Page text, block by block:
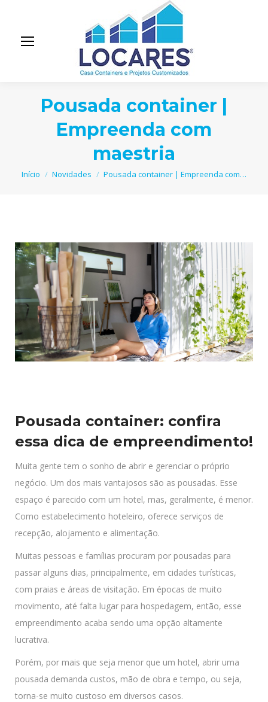
Pousada container |
Empreenda com
maestria
Você está aqui:
Início Novidades Pousada container | Empreenda com…
Pousada container: confira
essa dica de empreendimento!
Muita gente tem o sonho de abrir e gerenciar o próprio
negócio. Um dos mais vantajosos são as pousadas. Esse
espaço é parecido com um hotel, mas, geralmente, é menor.
Como estabelecimento hoteleiro, oferece serviços de
recepção, alojamento e alimentação.
Muitas pessoas e famílias procuram por pousadas para
passar alguns dias, principalmente, em cidades turísticas,
com praias e áreas de visitação. Em épocas de muito
movimento, até falta lugar para hospedagem, então, esse
empreendimento acaba sendo uma opção altamente
lucrativa.
Porém, por mais que seja menor que um hotel, abrir uma
pousada demanda custos, mão de obra e tempo, ou seja,
torna-se muito custoso em diversos casos.